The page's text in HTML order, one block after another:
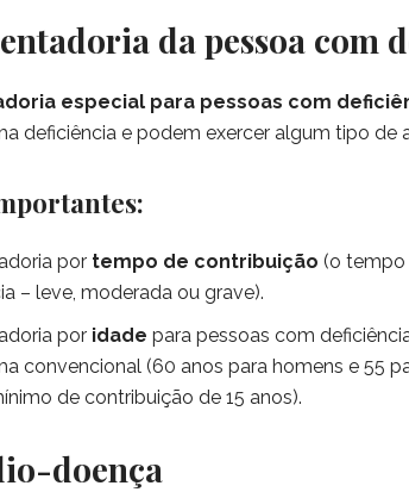
da pessoa com
especial para pessoas com
deficiência e podem exercer algum tipo de
por tempo de contribuição (o tempo
– leve, moderada ou grave).
por idade para pessoas com
convencional (60 anos para homens e 55
de contribuição de 15 anos).
doença